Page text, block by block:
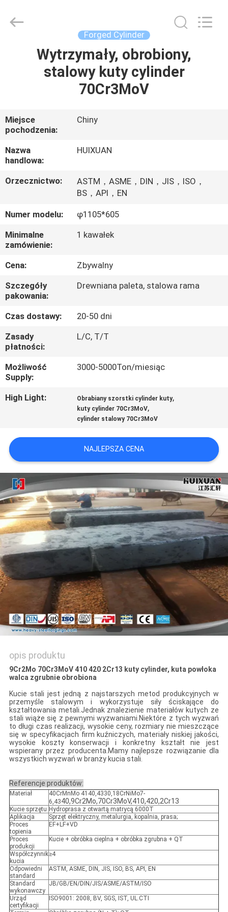
FILMY
O
NAS
WYCIECZKA
PO
FABRYCE
KONTROLA
JAKOŚCI
SITEMAP
PRIVACY
POLICY
ENERGY
EQUIPMENT
Forged Cylinder
Wytrzymały, obrobiony,
stalowy kuty cylinder
70Cr3MoV
Miejsce
pochodzenia:
Chiny
Nazwa
handlowa:
HUIXUAN
Orzecznictwo:
ASTM，ASME，DIN，JIS，ISO，
BS，API，EN
Numer modelu:
φ1105*605
Minimalne
zamówienie:
1 kawałek
Cena:
Zbywalny
Szczegóły
pakowania:
Drewniana paleta, stalowa rama
Czas dostawy:
20-50 dni
Zasady
płatności:
L/C, T/T
Możliwość
Supply:
3000-5000Ton/miesiąc
High Light: Obrabiany szorstki cylinder kuty,
kuty cylinder 70Cr3MoV,
cylinder stalowy 70Cr3MoV
NAJLEPSZA CENA
opis produktu
9Cr2Mo 70Cr3MoV 410 420 2Cr13 kuty cylinder, kuta powłoka
walca zgrubnie obrobiona
Kucie stali jest jedną z najstarszych metod produkcyjnych w
przemyśle stalowym i wykorzystuje siły ściskające do
kształtowania metali.Jednak znalezienie materiałów kutych ze
stali wiąże się z pewnymi wyzwaniami.Niektóre z tych wyzwań
to długi czas realizacji, wysokie ceny, rozmiary nie mieszczące
się w specyfikacjach firm kuźniczych, materiały niskiej jakości,
wysokie koszty konserwacji i konkretny kształt nie jest
wspierany przez producenta.Mamy najlepsze rozwiązanie dla
wszystkich wyzwań w branży kucia stali.
Referencje produktów:
Materiał
40CrMnMo 4140,4330,18CrNiMo7-
6,4340,9Cr2Mo,70Cr3MoV,410,420,2Cr13
Kucie sprzętu Hydroprasa z otwartą matrycą 6000T
Aplikacja
Sprzęt elektryczny, metalurgia, kopalnia, prasa;
Proces
topienia
EF+LF+VD
Proces
produkcji
Kucie + obróbka cieplna + obróbka zgrubna + QT
Współczynnik
kucia
≥4
Odpowiedni
standard
ASTM, ASME, DIN, JIS, ISO, BS, API, EN
Standard
wykonawczy
JB/GB/EN/DIN/JIS/ASME/ASTM/ISO
Urząd
certyfikacji
ISO9001: 2008, BV, SGS, IST, UL.CTI